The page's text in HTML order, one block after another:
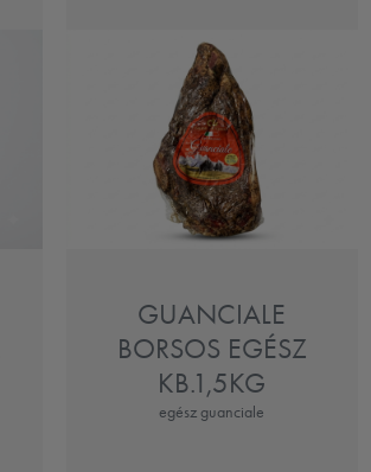
GUANCIALE
BORSOS EGÉSZ
KB.1,5KG
egész guanciale